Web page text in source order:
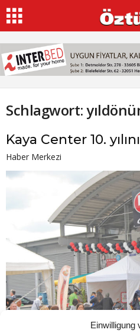
Einwilligung
Schlagwort:
Kaya Center 10.
Haber Merkezi